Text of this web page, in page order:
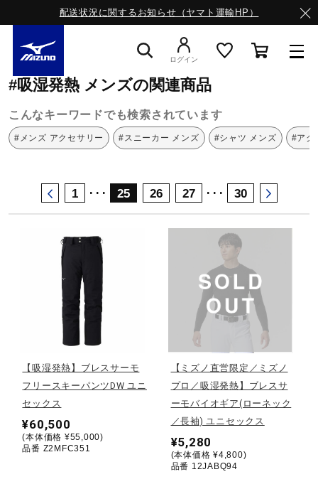
配送状況に関するお知らせ（ヤマト運輸HP）
ライフスタイルウエア
ランニング
サッカー／フットサル
トレーニング
野球
ゴルフ
ログイン
ミズノ公式オンライン
#吸湿発熱 メンズの関連商品
こんなキーワードでも検索されています
#メンズ アクセサリー #スニーカー メンズ #シャツ メンズ #アク
1 ･･･ 25 26 27 ･･･ 30
【吸湿発熱】ブレスサーモ
フリースキーパンツDW ユニ
セックス
¥60,500
(本体価格 ¥55,000)
品番 Z2MFC351
【ミズノ直営限定／ミズノ
プロ／吸湿発熱】ブレスサ
ーモバイオギア(ローネック
／長袖) ユニセックス
¥5,280
(本体価格 ¥4,800)
品番 12JABQ94